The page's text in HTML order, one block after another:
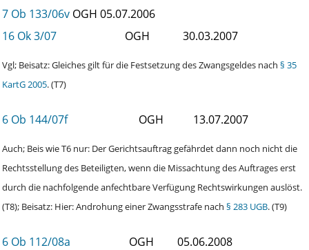
7 Ob 133/06v OGH 05.07.2006
16 Ok 3/07
OGH 30.03.2007
Vgl; Beisatz: Gleiches gilt für die Festsetzung des Zwangsgeldes nach § 35
KartG 2005. (T7)
6 Ob 144/07f OGH 13.07.2007
Auch; Beis wie T6 nur: Der Gerichtsauftrag gefährdet dann noch nicht die
Rechtsstellung des Beteiligten, wenn die Missachtung des Auftrages erst
durch die nachfolgende anfechtbare Verfügung Rechtswirkungen auslöst.
(T8); Beisatz: Hier: Androhung einer Zwangsstrafe nach § 283 UGB. (T9)
6 Ob 112/08a OGH 05.06.2008